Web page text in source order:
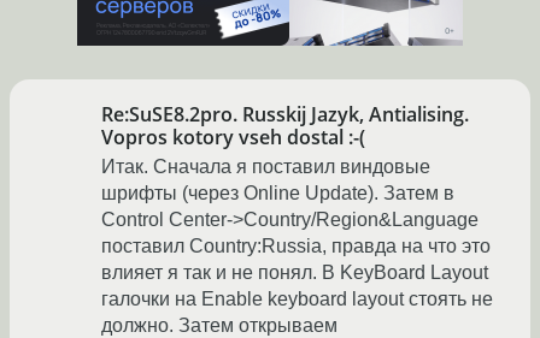
Re:SuSE8.2pro. Russkij Jazyk, Antialising.
Vopros kotory vseh dostal :-(
Итак. Сначала я поставил виндовые
шрифты (через Online Update). Затем в
Сontrol Center->Country/Region&Language
поставил Country:Russia, правда на что это
влияет я так и не понял. В KeyBoard Layout
галочки на Enable keyboard layout стоять не
должно. Затем открываем